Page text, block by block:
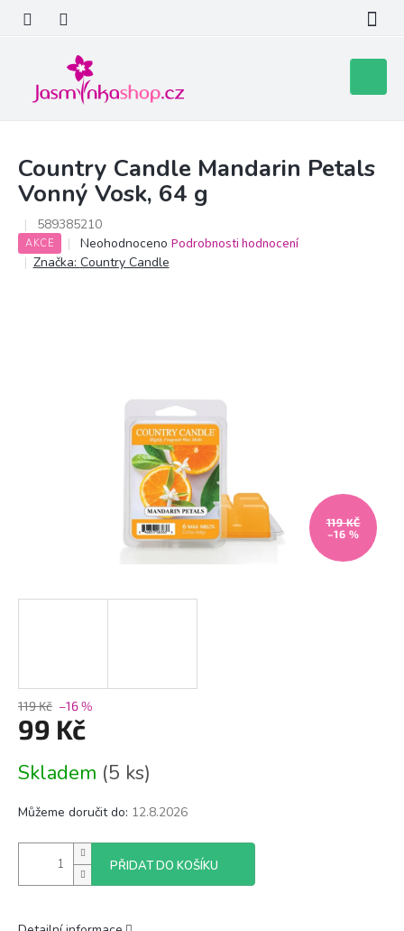
obsah
košík
Country Candle Mandarin Petals
Vonný Vosk, 64 g
589385210
AKCE
Průměrné
hodnocení
Neohodnoceno Podrobnosti hodnocení
Značka: Country Candle
119 KČ
–16 %
119 Kč –16 %
99 Kč
cena:
Skladem (5 ks)
Můžeme doručit do: 12.8.2026
PŘIDAT DO KOŠÍKU